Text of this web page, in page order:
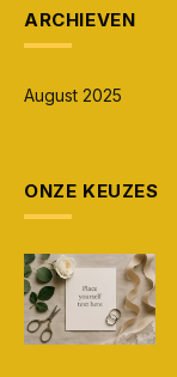
ARCHIEVEN
August 2025
ONZE KEUZES